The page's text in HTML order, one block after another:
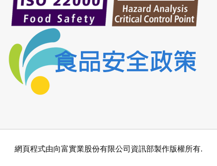
網頁程式由向富實業股份有限公司資訊部製作版權所有.